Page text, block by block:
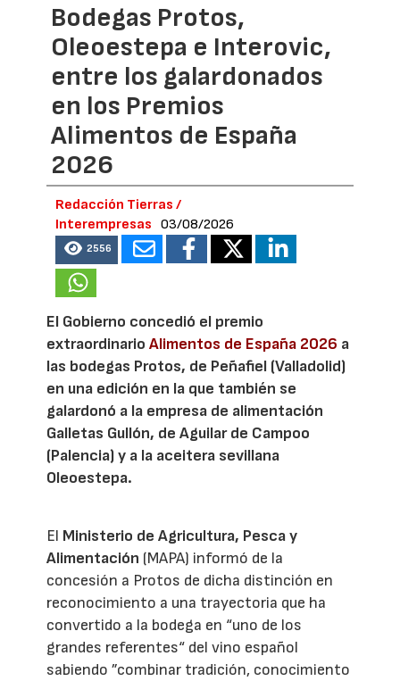
Bodegas Protos,
Oleoestepa e Interovic,
entre los galardonados
en los Premios
Alimentos de España
2026
Redacción Tierras /
Interempresas
03/08/2026
2556
El Gobierno concedió el premio
extraordinarioAlimentos de España 2026 a
las bodegas Protos, de Peñafiel (Valladolid)
en una edición en la que también se
galardonó a la empresa de alimentación
Galletas Gullón, de Aguilar de Campoo
(Palencia) y a la aceitera sevillana
Oleoestepa.
El Ministerio de Agricultura, Pesca y
Alimentación (MAPA) informó de la
concesión a Protos de dicha distinción en
reconocimiento a una trayectoria que ha
convertido a la bodega en “uno de los
grandes referentes“ del vino español
sabiendo ”combinar tradición, conocimiento